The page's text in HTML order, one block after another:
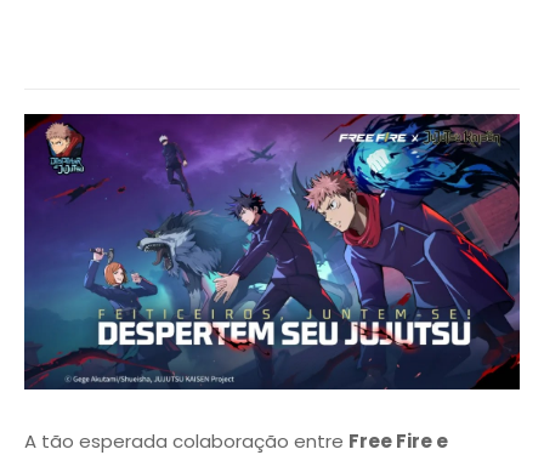
A tão esperada colaboração entre Free Fire e